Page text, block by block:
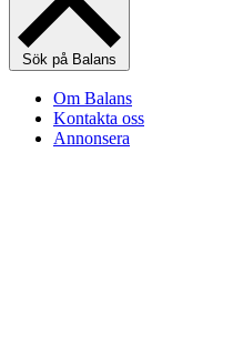
Sök på Balans
Om Balans
Kontakta oss
Annonsera